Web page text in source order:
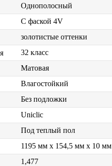
Однополосный
С фаской 4V
золотистые оттенки
32 класс
Матовая
Влагостойкий
Без подложки
Uniclic
Под теплый пол
1195 мм x 154,5 мм x 10 мм
1,477